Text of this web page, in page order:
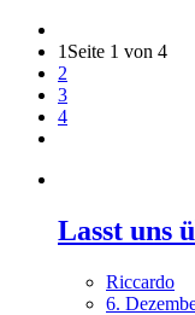
1 Seite 1 von 4
2
3
4
Lasst uns
Riccardo
6.